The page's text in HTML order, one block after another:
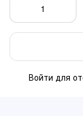
Войти для